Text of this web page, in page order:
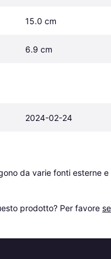
15.0 cm
6.9 cm
2024-02-24
da varie fonti esterne
prodotto? Per favore